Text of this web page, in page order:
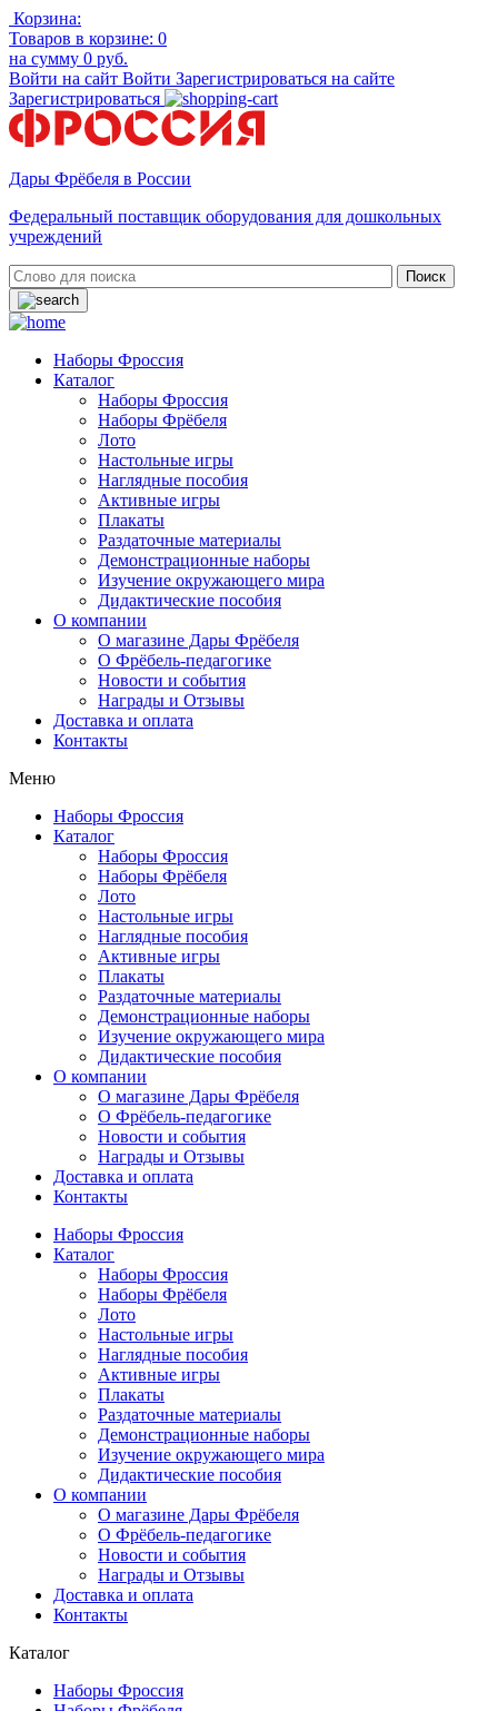
Корзина:
Товаров в корзине: 0
на сумму 0 руб.
Войти на сайт Войти Зарегистрироваться на сайте
Зарегистрироваться
Дары Фрёбеля в России
Федеральный поставщик оборудования для дошкольных
учреждений
Наборы Фроссия
Каталог
Наборы Фроссия
Наборы Фрёбеля
Лото
Настольные игры
Наглядные пособия
Активные игры
Плакаты
Раздаточные материалы
Демонстрационные наборы
Изучение окружающего мира
Дидактические пособия
О компании
О магазине Дары Фрёбеля
О Фрёбель-педагогике
Новости и события
Награды и Отзывы
Доставка и оплата
Контакты
Меню
Наборы Фроссия
Каталог
Наборы Фроссия
Наборы Фрёбеля
Лото
Настольные игры
Наглядные пособия
Активные игры
Плакаты
Раздаточные материалы
Демонстрационные наборы
Изучение окружающего мира
Дидактические пособия
О компании
О магазине Дары Фрёбеля
О Фрёбель-педагогике
Новости и события
Награды и Отзывы
Доставка и оплата
Контакты
Наборы Фроссия
Каталог
Наборы Фроссия
Наборы Фрёбеля
Лото
Настольные игры
Наглядные пособия
Активные игры
Плакаты
Раздаточные материалы
Демонстрационные наборы
Изучение окружающего мира
Дидактические пособия
О компании
О магазине Дары Фрёбеля
О Фрёбель-педагогике
Новости и события
Награды и Отзывы
Доставка и оплата
Контакты
Каталог
Наборы Фроссия